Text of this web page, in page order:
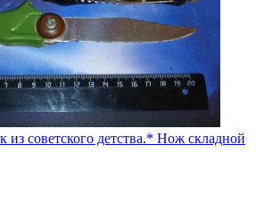
из советского детства.* Нож складной